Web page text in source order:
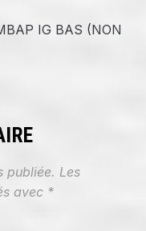
IG BAS (NON
publiée. Les
avec *